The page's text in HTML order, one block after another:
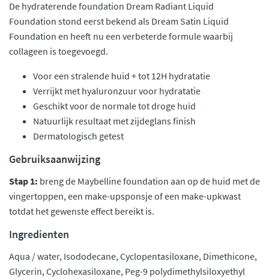
De hydraterende foundation Dream Radiant Liquid
Foundation stond eerst bekend als Dream Satin Liquid
Foundation en heeft nu een verbeterde formule waarbij
collageen is toegevoegd.
Voor een stralende huid + tot 12H hydratatie
Verrijkt met hyaluronzuur voor hydratatie
Geschikt voor de normale tot droge huid
Natuurlijk resultaat met zijdeglans finish
Dermatologisch getest
Gebruiksaanwijzing
Stap 1: breng de Maybelline foundation aan op de huid met de
vingertoppen, een make-upsponsje of een make-upkwast
totdat het gewenste effect bereikt is.
Ingredienten
Aqua / water, Isododecane, Cyclopentasiloxane, Dimethicone,
Glycerin, Cyclohexasiloxane, Peg-9 polydimethylsiloxyethyl